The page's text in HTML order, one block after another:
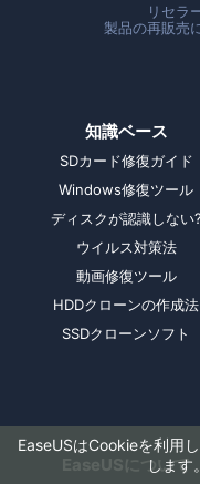
EaseUSはCookieを利用
します
リセラ
製品の再販売
知識ベース
SDカード修復ガイド
Windows修復ツール
ディスクが認識しない?
ウイルス対策法
動画修復ツール
HDDクローンの作成法
SSDクローンソフト
EaseUSについて